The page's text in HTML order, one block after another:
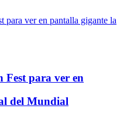
Fest para ver en
del Mundial